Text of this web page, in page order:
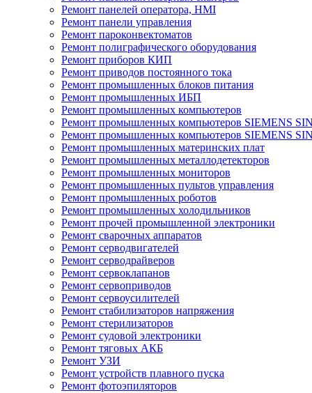
Ремонт панелей оператора, HMI
Ремонт панели управления
Ремонт пароконвектоматов
Ремонт полиграфического оборудования
Ремонт приборов КИП
Ремонт приводов постоянного тока
Ремонт промышленных блоков питания
Ремонт промышленных ИБП
Ремонт промышленных компьютеров
Ремонт промышленных компьютеров SIEMENS
Ремонт промышленных компьютеров SIEMENS
Ремонт промышленных материнских плат
Ремонт промышленных металлодетекторов
Ремонт промышленных мониторов
Ремонт промышленных пультов управления
Ремонт промышленных роботов
Ремонт промышленных холодильников
Ремонт прочей промышленной электроники
Ремонт сварочных аппаратов
Ремонт серводвигателей
Ремонт серводрайверов
Ремонт сервоклапанов
Ремонт сервоприводов
Ремонт сервоусилителей
Ремонт стабилизаторов напряжения
Ремонт стерилизаторов
Ремонт судовой электроники
Ремонт тяговых АКБ
Ремонт УЗИ
Ремонт устройств плавного пуска
Ремонт фотоэпиляторов